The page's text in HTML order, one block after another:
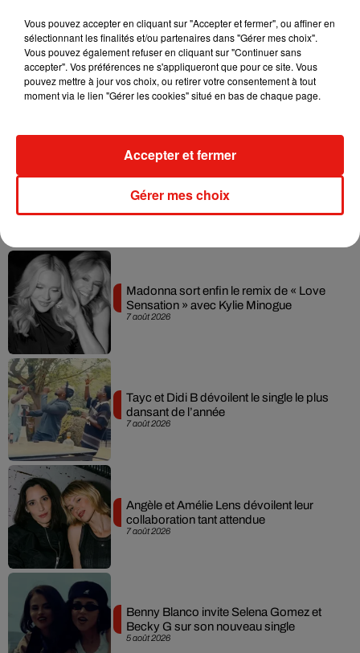
Bernachon, Hugo & Victor, Bonnat ou encore Chapon... Il y en
a pour tous les goûts, miam !
dans son nouveau clip
7 août 2026
Madonna sort enfin le remix de « Love
Sensation » avec Kylie Minogue
7 août 2026
Tayc et Didi B dévoilent le single le plus
dansant de l’année
7 août 2026
Angèle et Amélie Lens dévoilent leur
collaboration tant attendue
5 août 2026
Benny Blanco invite Selena Gomez et
Becky G sur son nouveau single
Vous pouvez accepter en cliquant sur "Accepter et fermer", ou affiner en
sélectionnant les finalités et/ou partenaires dans "Gérer mes choix".
Vous pouvez également refuser en cliquant sur "Continuer sans
accepter". Vos préférences ne s'appliqueront que pour ce site. Vous
pouvez mettre à jour vos choix, ou retirer votre consentement à tout
moment via le lien "Gérer les cookies" situé en bas de chaque page.
Gérer mes choix
Accepter et fermer